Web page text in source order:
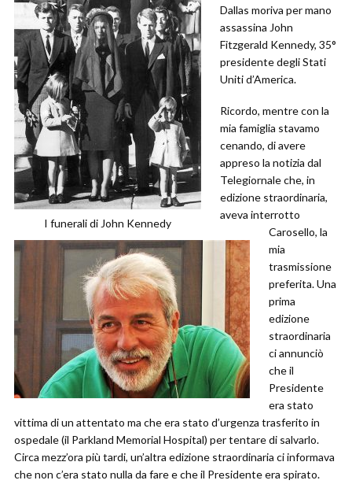
I funerali di John Kennedy
Dallas moriva per mano
assassina John
Fitzgerald Kennedy, 35°
presidente degli Stati
Uniti d’America.
Ricordo, mentre con la
mia famiglia stavamo
cenando, di avere
appreso la notizia dal
Telegiornale che, in
edizione straordinaria,
aveva interrotto
Carosello, la
mia
trasmissione
preferita. Una
prima
edizione
straordinaria
ci annunciò
che il
Presidente
era stato
vittima di un attentato ma che era stato d’urgenza trasferito in
ospedale (il Parkland Memorial Hospital) per tentare di salvarlo.
Circa mezz’ora più tardi, un’altra edizione straordinaria ci informava
che non c’era stato nulla da fare e che il Presidente era spirato.